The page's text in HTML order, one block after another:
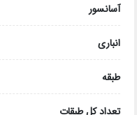
آسانسور
انباری
طبقه
تعداد کل طبقات